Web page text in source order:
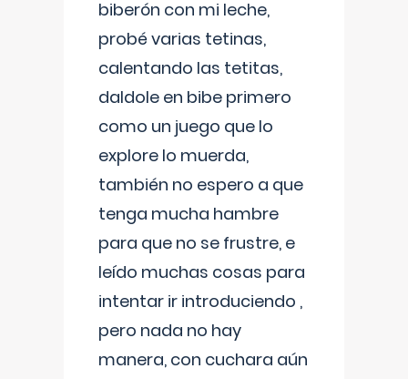
biberón con mi leche,
probé varias tetinas,
calentando las tetitas,
daldole en bibe primero
como un juego que lo
explore lo muerda,
también no espero a que
tenga mucha hambre
para que no se frustre, e
leído muchas cosas para
intentar ir introduciendo ,
pero nada no hay
manera, con cuchara aún